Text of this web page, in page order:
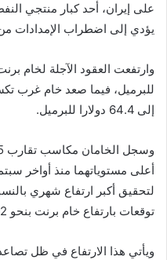
على إيران، أحد كبار منتجي
يؤدي إلى اضطراب الإمدادات
إلى 64.4 دولارا للبرميل.
أعلى مستوياتهما منذ أواخر
توقعات بارتفاع خام برنت بنحو 12%، وغرب تكساس بنحو 10%.
ويأتي هذا الارتفاع في ظل